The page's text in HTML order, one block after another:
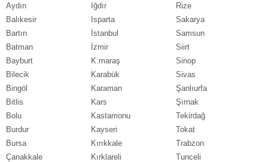
Aydın
Balıkesir
Bartın
Batman
Bayburt
Bilecik
Bingöl
Bitlis
Bolu
Burdur
Bursa
Çanakkale
Iğdır
Isparta
İstanbul
İzmir
K.maraş
Karabük
Karaman
Kars
Kastamonu
Kayseri
Kırıkkale
Kırklareli
Rize
Sakarya
Samsun
Siirt
Sinop
Sivas
Şanlıurfa
Şırnak
Tekirdağ
Tokat
Trabzon
Tunceli